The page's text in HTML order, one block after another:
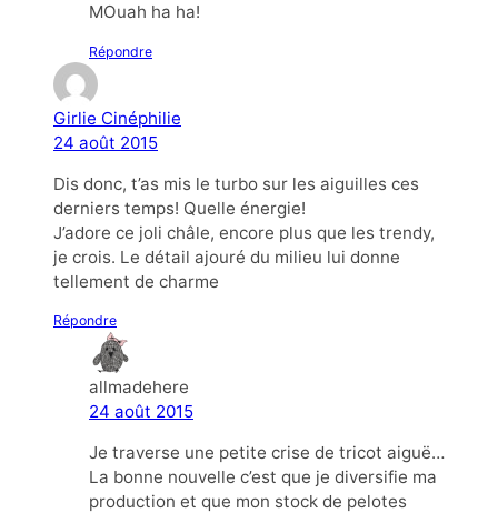
MOuah ha ha!
Répondre
Girlie Cinéphilie
24 août 2015
Dis donc, t’as mis le turbo sur les aiguilles ces
derniers temps! Quelle énergie!
J’adore ce joli châle, encore plus que les trendy,
je crois. Le détail ajouré du milieu lui donne
tellement de charme
Répondre
allmadehere
24 août 2015
Je traverse une petite crise de tricot aiguë…
La bonne nouvelle c’est que je diversifie ma
production et que mon stock de pelotes